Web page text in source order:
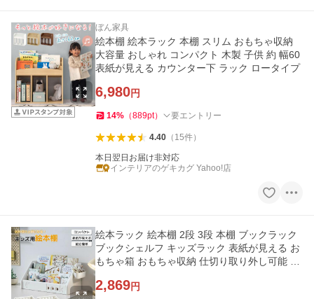
ぼん家具
絵本棚 絵本ラック 本棚 スリム おもちゃ収納
大容量 おしゃれ コンパクト 木製 子供 約 幅60
表紙が見える カウンター下 ラック ロータイプ
6,980円
14% （889pt） 要エントリー
4.40（ 15件）
本日翌日お届け非対応
インテリアのゲキカグ Yahoo!店
絵本ラック 絵本棚 2段 3段 本棚 ブックラック
ブックシェルフ キッズラック 表紙が見える お
もちゃ箱 おもちゃ収納 仕切り取り外し可能 片
2,869円